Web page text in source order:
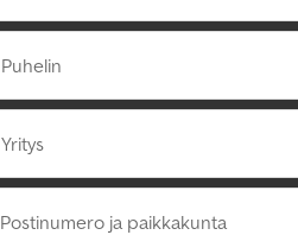
Puhelin
Yritys
Postinumero ja paikkakunta